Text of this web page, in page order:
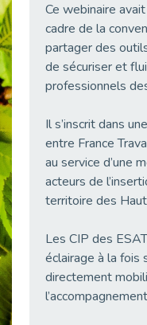
Publié le 04/05/2026
Publié le 01/05/2026
Témoignage : Le
Publié le 29/04/2026
Publié le 29/04/2026
Mobilisation pour
Ce webinaire
cadre de la
partager des
de sécuriser et
professionnels
Il s’inscrit dans
entre France
au service d’une
acteurs de
territoire des
Les CIP des
éclairage à la fois
directement